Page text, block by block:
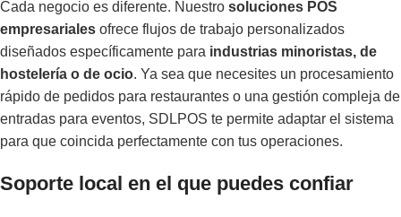
Cada negocio es diferente. Nuestro soluciones POS
empresariales ofrece flujos de trabajo personalizados
diseñados específicamente para industrias minoristas, de
hostelería o de ocio. Ya sea que necesites un procesamiento
rápido de pedidos para restaurantes o una gestión compleja de
entradas para eventos, SDLPOS te permite adaptar el sistema
para que coincida perfectamente con tus operaciones.
Soporte local en el que puedes confiar